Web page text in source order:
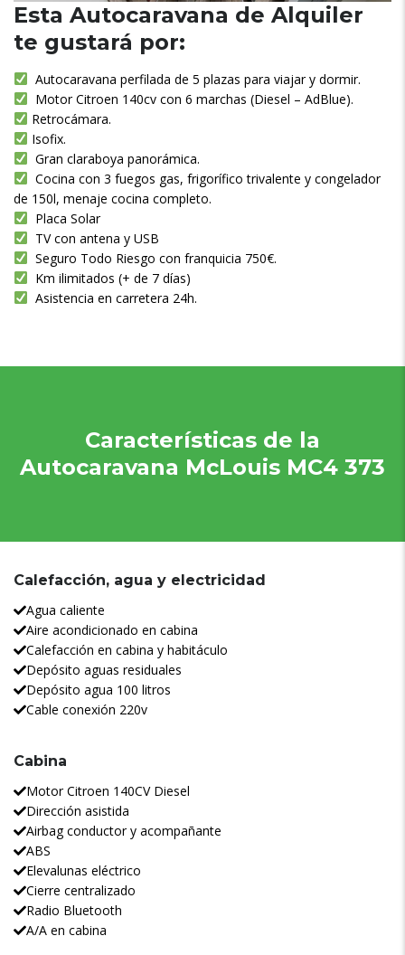
Esta Autocaravana de Alquiler
te gustará por:
Autocaravana perfilada de 5 plazas para viajar y dormir.
Motor Citroen 140cv con 6 marchas (Diesel – AdBlue).
Retrocámara.
Isofix.
Gran claraboya panorámica.
Cocina con 3 fuegos gas, frigorífico trivalente y congelador
de 150l, menaje cocina completo.
Placa Solar
TV con antena y USB
Seguro Todo Riesgo con franquicia 750€.
Km ilimitados (+ de 7 días)
Asistencia en carretera 24h.
Características de la
Autocaravana McLouis MC4 373
Calefacción, agua y electricidad
Agua caliente
Aire acondicionado en cabina
Calefacción en cabina y habitáculo
Depósito aguas residuales
Depósito agua 100 litros
Cable conexión 220v
Cabina
Motor Citroen 140CV Diesel
Dirección asistida
Airbag conductor y acompañante
ABS
Elevalunas eléctrico
Cierre centralizado
Radio Bluetooth
A/A en cabina